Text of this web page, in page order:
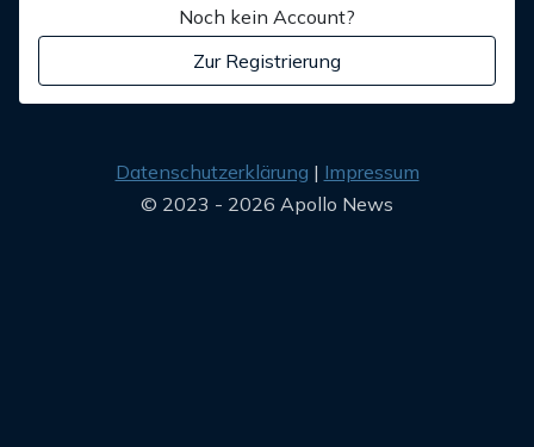
Noch kein Account?
Zur Registrierung
Datenschutzerklärung
Impressum
© 2023 - 2026 Apollo News